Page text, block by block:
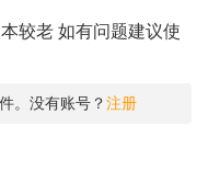
较老 如有问题建议使
。没有账号？注册